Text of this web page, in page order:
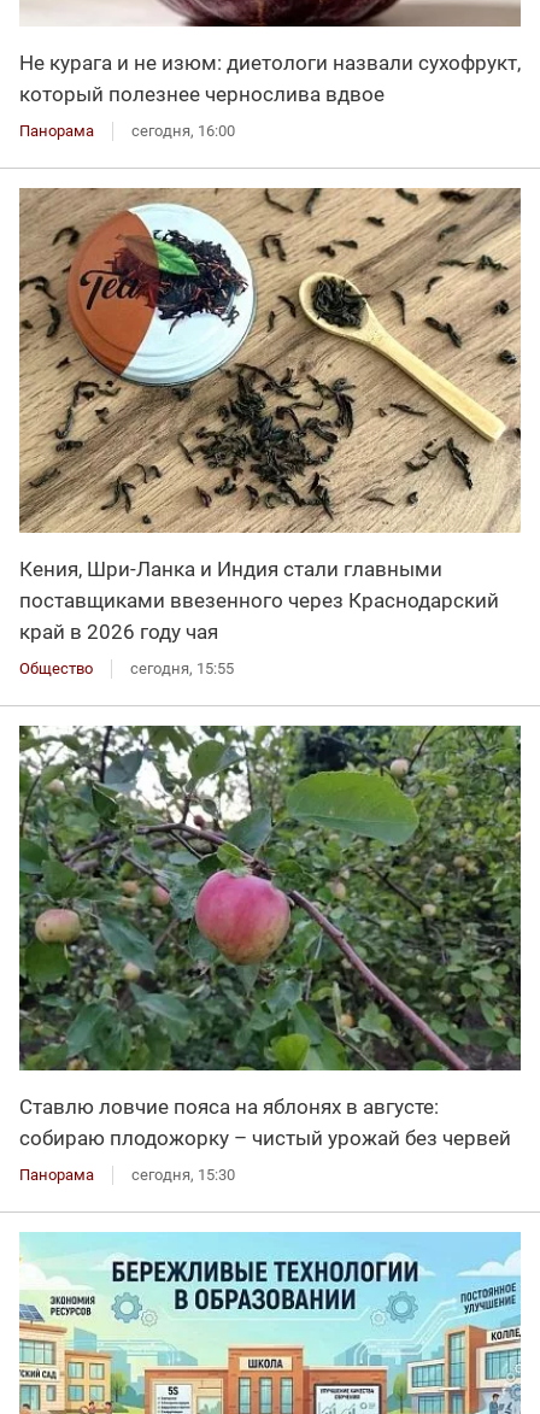
Не курага и не изюм: диетологи назвали сухофрукт,
который полезнее чернослива вдвое
Панорама сегодня, 16:00
Кения, Шри-Ланка и Индия стали главными
поставщиками ввезенного через Краснодарский
край в 2026 году чая
Общество сегодня, 15:55
Ставлю ловчие пояса на яблонях в августе:
собираю плодожорку – чистый урожай без червей
Панорама сегодня, 15:30